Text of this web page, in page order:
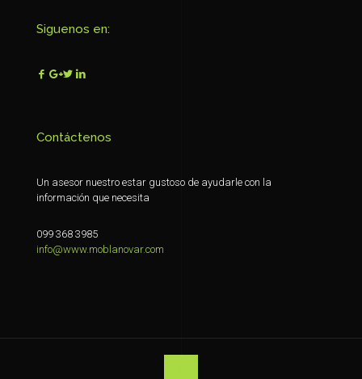
Siguenos en:
Contáctenos
Un asesor nuestro estar gustoso de ayudarle con la
información que necesita
099 368 3985
info@www.moblanovar.com